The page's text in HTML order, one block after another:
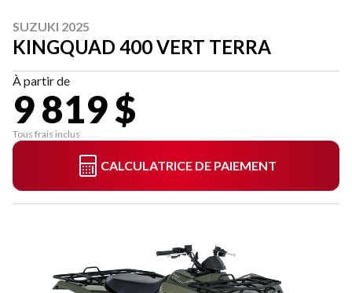
SUZUKI 2025
KINGQUAD 400 VERT TERRA
À partir de
9 819 $
Tous frais inclus
CALCULATRICE DE PAIEMENT